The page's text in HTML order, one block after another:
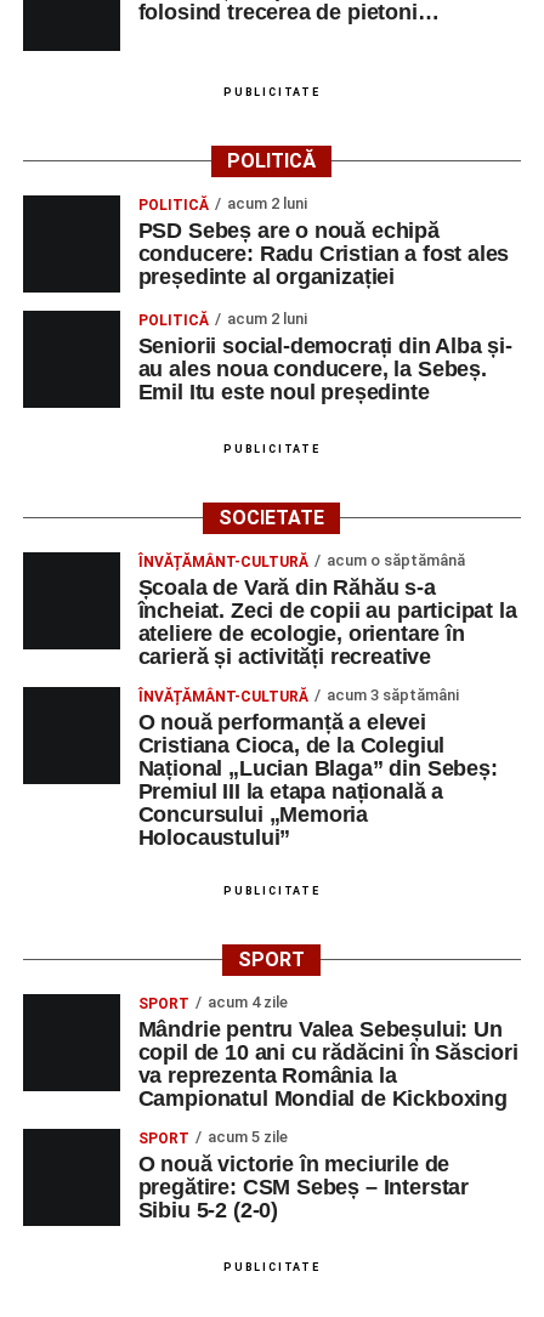
folosind trecerea de pietoni…
PUBLICITATE
POLITICĂ
POLITICĂ acum 2 luni
PSD Sebeș are o nouă echipă
conducere: Radu Cristian a fost ales
președinte al organizației
POLITICĂ acum 2 luni
Seniorii social-democrați din Alba și-
au ales noua conducere, la Sebeș.
Emil Itu este noul președinte
PUBLICITATE
SOCIETATE
ÎNVĂȚĂMÂNT-CULTURĂ acum o săptămână
Școala de Vară din Răhău s-a
încheiat. Zeci de copii au participat la
ateliere de ecologie, orientare în
carieră și activități recreative
ÎNVĂȚĂMÂNT-CULTURĂ acum 3 săptămâni
O nouă performanță a elevei
Cristiana Cioca, de la Colegiul
Național „Lucian Blaga” din Sebeș:
Premiul III la etapa națională a
Concursului „Memoria
Holocaustului”
PUBLICITATE
SPORT
SPORT acum 4 zile
Mândrie pentru Valea Sebeșului: Un
copil de 10 ani cu rădăcini în Săsciori
va reprezenta România la
Campionatul Mondial de Kickboxing
SPORT acum 5 zile
O nouă victorie în meciurile de
pregătire: CSM Sebeș – Interstar
Sibiu 5-2 (2-0)
PUBLICITATE